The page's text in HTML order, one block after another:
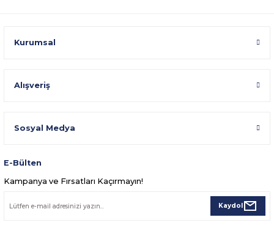
Kurumsal
Alışveriş
Sosyal Medya
E-Bülten
Kampanya ve Fırsatları Kaçırmayın!
Kaydol